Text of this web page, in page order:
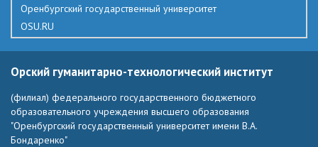
Оренбургский государственный университет
OSU.RU
Орский гуманитарно-технологический институт
(филиал) федерального государственного бюджетного
образовательного учреждения высшего образования
"Оренбургский государственный университет имени В.А.
Бондаренко"